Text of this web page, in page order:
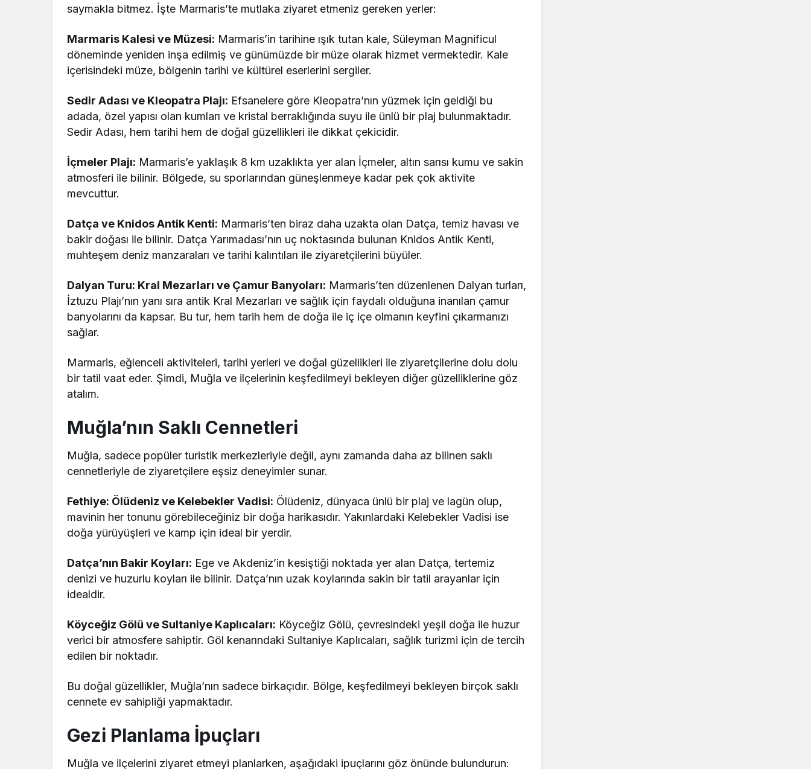
saymakla bitmez. İşte Marmaris’te mutlaka ziyaret etmeniz gereken yerler:
Marmaris Kalesi ve Müzesi: Marmaris’in tarihine ışık tutan kale, Süleyman Magnificul
döneminde yeniden inşa edilmiş ve günümüzde bir müze olarak hizmet vermektedir. Kale
içerisindeki müze, bölgenin tarihi ve kültürel eserlerini sergiler.
Sedir Adası ve Kleopatra Plajı: Efsanelere göre Kleopatra’nın yüzmek için geldiği bu
adada, özel yapısı olan kumları ve kristal berraklığında suyu ile ünlü bir plaj bulunmaktadır.
Sedir Adası, hem tarihi hem de doğal güzellikleri ile dikkat çekicidir.
İçmeler Plajı: Marmaris’e yaklaşık 8 km uzaklıkta yer alan İçmeler, altın sarısı kumu ve sakin
atmosferi ile bilinir. Bölgede, su sporlarından güneşlenmeye kadar pek çok aktivite
mevcuttur.
Datça ve Knidos Antik Kenti: Marmaris’ten biraz daha uzakta olan Datça, temiz havası ve
bakir doğası ile bilinir. Datça Yarımadası’nın uç noktasında bulunan Knidos Antik Kenti,
muhteşem deniz manzaraları ve tarihi kalıntıları ile ziyaretçilerini büyüler.
Dalyan Turu: Kral Mezarları ve Çamur Banyoları: Marmaris’ten düzenlenen Dalyan turları,
İztuzu Plajı’nın yanı sıra antik Kral Mezarları ve sağlık için faydalı olduğuna inanılan çamur
banyolarını da kapsar. Bu tur, hem tarih hem de doğa ile iç içe olmanın keyfini çıkarmanızı
sağlar.
Marmaris, eğlenceli aktiviteleri, tarihi yerleri ve doğal güzellikleri ile ziyaretçilerine dolu dolu
bir tatil vaat eder. Şimdi, Muğla ve ilçelerinin keşfedilmeyi bekleyen diğer güzelliklerine göz
atalım.
Muğla’nın Saklı Cennetleri
Muğla, sadece popüler turistik merkezleriyle değil, aynı zamanda daha az bilinen saklı
cennetleriyle de ziyaretçilere eşsiz deneyimler sunar.
Fethiye: Ölüdeniz ve Kelebekler Vadisi: Ölüdeniz, dünyaca ünlü bir plaj ve lagün olup,
mavinin her tonunu görebileceğiniz bir doğa harikasıdır. Yakınlardaki Kelebekler Vadisi ise
doğa yürüyüşleri ve kamp için ideal bir yerdir.
Datça’nın Bakir Koyları: Ege ve Akdeniz’in kesiştiği noktada yer alan Datça, tertemiz
denizi ve huzurlu koyları ile bilinir. Datça’nın uzak koylarında sakin bir tatil arayanlar için
idealdir.
Köyceğiz Gölü ve Sultaniye Kaplıcaları: Köyceğiz Gölü, çevresindeki yeşil doğa ile huzur
verici bir atmosfere sahiptir. Göl kenarındaki Sultaniye Kaplıcaları, sağlık turizmi için de tercih
edilen bir noktadır.
Bu doğal güzellikler, Muğla’nın sadece birkaçıdır. Bölge, keşfedilmeyi bekleyen birçok saklı
cennete ev sahipliği yapmaktadır.
Gezi Planlama İpuçları
Muğla ve ilçelerini ziyaret etmeyi planlarken, aşağıdaki ipuçlarını göz önünde bulundurun: